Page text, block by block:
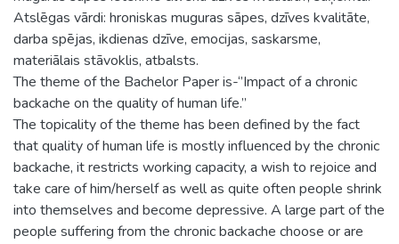
Atslēgas vārdi: hroniskas muguras sāpes, dzīves kvalitāte,
darba spējas, ikdienas dzīve, emocijas, saskarsme,
materiālais stāvoklis, atbalsts.
The theme of the Bachelor Paper is-‘’Impact of a chronic
backache on the quality of human life.’’
The topicality of the theme has been defined by the fact
that quality of human life is mostly influenced by the chronic
backache, it restricts working capacity, a wish to rejoice and
take care of him/herself as well as quite often people shrink
into themselves and become depressive. A large part of the
people suffering from the chronic backache choose or are